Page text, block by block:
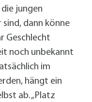
jungen
dann könne
Geschlecht
noch unbekannt
im
hängt ein
ab. „Platz